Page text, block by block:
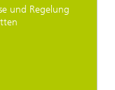
und Regelung